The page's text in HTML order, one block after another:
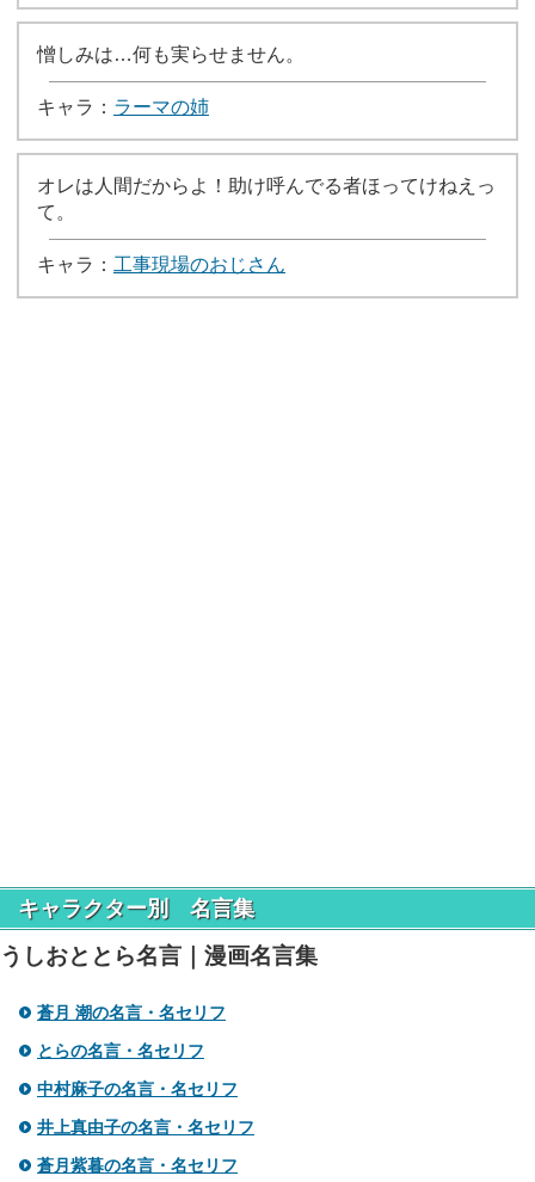
憎しみは…何も実らせません。
キャラ： ラーマの姉
オレは人間だからよ！助け呼んでる者ほってけねえっ
て。
キャラ： 工事現場のおじさん
キャラクター別 名言集
うしおととら名言｜漫画名言集
蒼月 潮の名言・名セリフ
とらの名言・名セリフ
中村麻子の名言・名セリフ
井上真由子の名言・名セリフ
蒼月紫暮の名言・名セリフ